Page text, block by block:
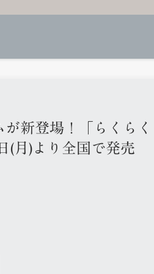
新登場！「らくらく
(月)より全国で発売